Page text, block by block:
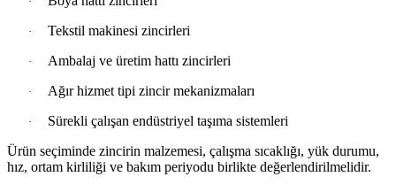
· Tekstil makinesi zincirleri
· Ambalaj ve üretim hattı zincirleri
· Ağır hizmet tipi zincir mekanizmaları
·
Sürekli çalışan endüstriyel taşıma sistemleri
Ürün seçiminde zincirin malzemesi, çalışma sıcaklığı, yük durumu,
hız, ortam kirliliği ve bakım periyodu birlikte değerlendirilmelidir.